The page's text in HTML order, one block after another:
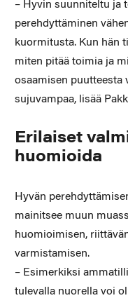
– Hyvin suunniteltu ja
perehdyttäminen
kuormitusta. Kun hän
miten pitää toimia ja
osaamisen puutteesta
sujuvampaa, lisää
Erilaiset
huomioida
Hyvän
mainitsee muun
huomioimisen,
varmistamisen.
– Esimerkiksi
tulevalla nuorella voi